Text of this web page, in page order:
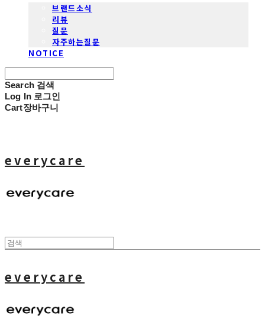
브랜드소식
리뷰
질문
자주하는질문
NOTICE
Search 검색
Log In 로그인
Cart장바구니
everycare
everycare